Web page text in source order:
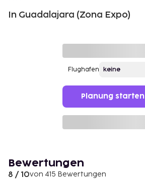
In Guadalajara (Zona Expo)
Flughafen
Planung starten
Bewertungen
8 / 10von 415 Bewertungen